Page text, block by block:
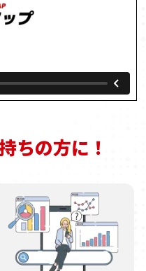
ちの方に！